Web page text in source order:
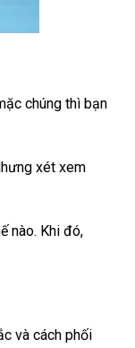
chúng thì bạn
xét xem
nào. Khi đó,
và cách phối